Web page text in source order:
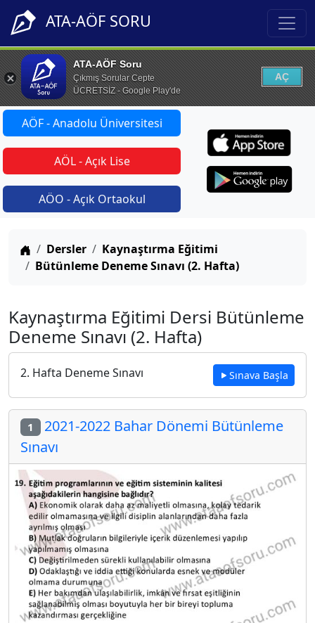
ATA-AÖF SORU
ATA-AÖF Soru
Çıkmış Sorular Cepte
ÜCRETSİZ - Google Play'de
AÇ
AÖF - Anadolu Üniversitesi
AÖL - Açık Lise
AÖO - Açık Ortaokul
Anasayfa
Dersler
Kaynaştırma Eğitimi
Bütünleme Deneme Sınavı (2. Hafta)
Kaynaştırma Eğitimi Dersi Bütünleme
Deneme Sınavı (2. Hafta)
2. Hafta Deneme Sınavı Sınava Başla
1 2021-2022 Bahar Dönemi Bütünleme
Sınavı